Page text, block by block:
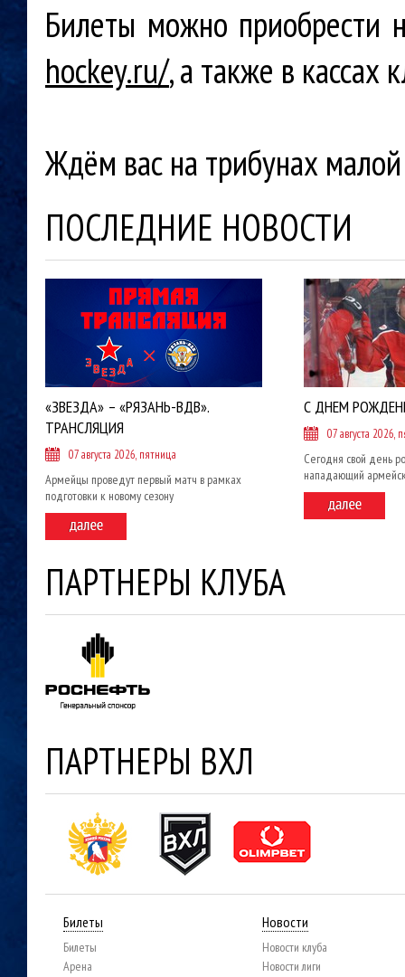
Билеты можно
hockey.ru/, а также в кассах
Ждём вас на трибунах
ПОСЛЕДНИЕ НОВОСТИ
«ЗВЕЗДА» – «РЯЗАНЬ-ВДВ».
ТРАНСЛЯЦИЯ
07 августа 2026, пятница
Армейцы проведут первый матч в рамках
подготовки к новому сезону
С ДНЕМ
07 августа 2026,
Сегодня свой день
нападающий
ПАРТНЕРЫ КЛУБА
ПАРТНЕРЫ ВХЛ
Билеты
Билеты
Арена
Новости
Новости клуба
Новости лиги